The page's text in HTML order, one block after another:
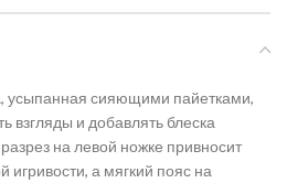
усыпанная сияющими пайетками,
взгляды и добавлять блеска
на левой ножке привносит
игривости, а мягкий пояс на